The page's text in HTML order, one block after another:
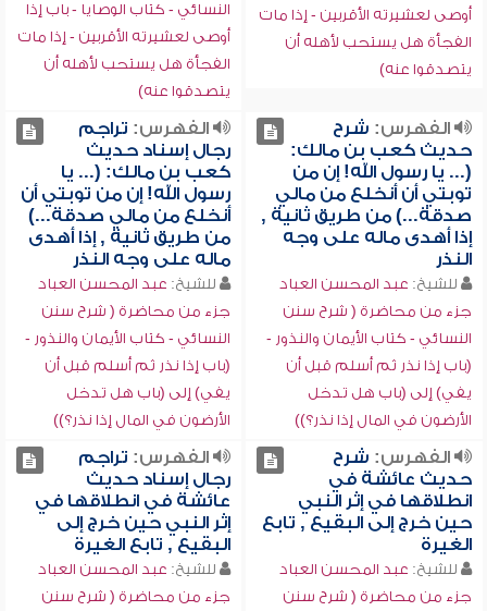
أوصى لعشيرته الأقربين - إذا مات
الفجأة هل يستحب لأهله أن
يتصدقوا عنه)
النسائي - كتاب الوصايا - باب إذا
أوصى لعشيرته الأقربين - إذا مات
الفجأة هل يستحب لأهله أن
يتصدقوا عنه)
الفهرس: شرح
حديث كعب بن مالك:
(... يا رسول الله! إن من
توبتي أن أنخلع من مالي
صدقة...) من طريق ثانية ,
إذا أهدى ماله على وجه
النذر
للشيخ: عبد المحسن العباد
جزء من محاضرة ( شرح سنن
النسائي - كتاب الأيمان والنذور -
(باب إذا نذر ثم أسلم قبل أن
يفي) إلى (باب هل تدخل
الأرضون في المال إذا نذر؟))
الفهرس: تراجم
رجال إسناد حديث
كعب بن مالك: (... يا
رسول الله! إن من توبتي أن
أنخلع من مالي صدقة...)
من طريق ثانية , إذا أهدى
ماله على وجه النذر
للشيخ: عبد المحسن العباد
جزء من محاضرة ( شرح سنن
النسائي - كتاب الأيمان والنذور -
(باب إذا نذر ثم أسلم قبل أن
يفي) إلى (باب هل تدخل
الأرضون في المال إذا نذر؟))
الفهرس: شرح
حديث عائشة في
انطلاقها في إثر النبي
حين خرج إلى البقيع , تابع
الغيرة
للشيخ: عبد المحسن العباد
جزء من محاضرة ( شرح سنن
الفهرس: تراجم
رجال إسناد حديث
عائشة في انطلاقها في
إثر النبي حين خرج إلى
البقيع , تابع الغيرة
للشيخ: عبد المحسن العباد
جزء من محاضرة ( شرح سنن